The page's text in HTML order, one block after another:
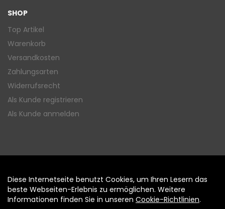
SHOP
Top Artikel
Warenkorb
Versandkosten
Zahlungsarten
Widerrufsrecht
Als Kunde registrieren
Als Kunde anmelden
Diese Internetseite benutzt Cookies, um Ihren Lesern das
beste Webseiten-Erlebnis zu ermöglichen. Weitere
Informationen finden Sie in unseren Cookie-Richtlinien.
Auftrag widerrufen